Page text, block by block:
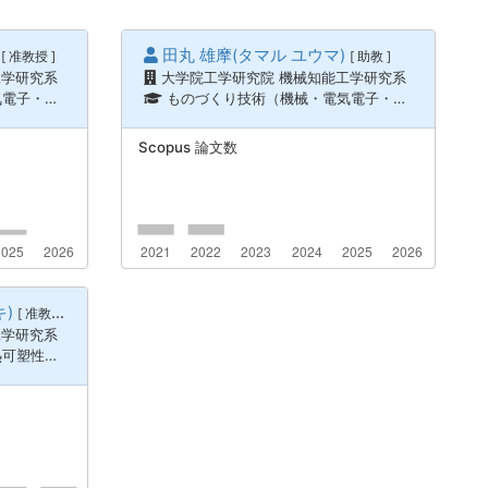
[ 准教授 ]
研究系
/ 加工学、生産工学
田丸 雄摩(タマル ユウマ) [ 助教 ]
大学院工学研究院 機械知能工学研究系
ものづくり技術（機械・電気電子・化学工学） / 加工学、生産工学
Scopus 論文数
) [ 准教授 ]
研究系
射出成形